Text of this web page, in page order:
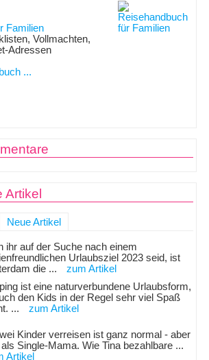
Familien
Vollmachten,
Adressen
...
Artikel
Neue Artikel
ihr auf der Suche nach einem
Urlaubsziel 2023 seid, ist
die ...
zum Artikel
ist eine naturverbundene Urlaubsform,
den Kids in der Regel sehr viel Spaß
...
zum Artikel
Kinder verreisen ist ganz normal - aber
Single-Mama. Wie Tina bezahlbare ...
Artikel